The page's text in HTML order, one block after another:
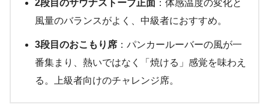
2段目のサウナストーブ正面 ：体感温度の変化と
風量のバランスがよく、中級者におすすめ。
3段目のおこもり席 ：パンカールーバーの風が一
番集まり、熱いではなく「焼ける」感覚を味わえ
る。上級者向けのチャレンジ席。